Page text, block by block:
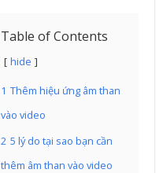
Table of Contents
hide
1 Thêm hiệu ứng âm than
vào video
2 5 lý do tại sao bạn cần
thêm âm than vào video